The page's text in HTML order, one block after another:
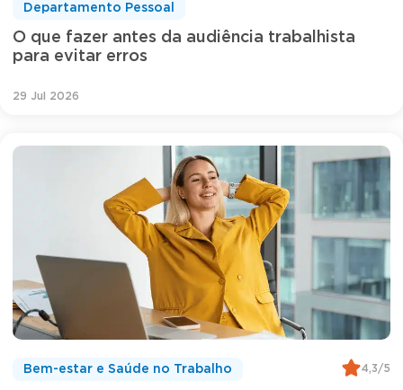
O que fazer antes da audiência trabalhista
para evitar erros
Departamento Pessoal
29 Jul 2026
Bem-estar e Saúde no Trabalho 4,3/5